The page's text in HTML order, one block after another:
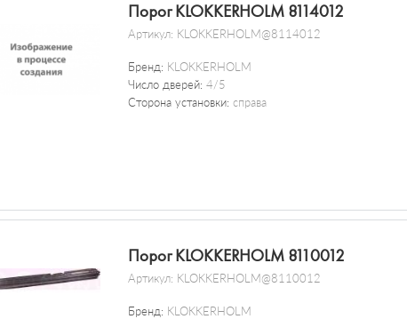
Порог KLOKKERHOLM 8114012
Артикул: KLOKKERHOLM@8114012
Бренд: KLOKKERHOLM
Число дверей: 4/5
Сторона установки: справа
Порог KLOKKERHOLM 8110012
Артикул: KLOKKERHOLM@8110012
Бренд: KLOKKERHOLM